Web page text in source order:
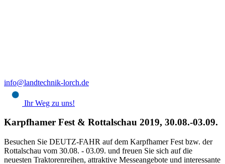
info@landtechnik-lorch.de
Ihr Weg zu uns!
Karpfhamer Fest & Rottalschau 2019, 30.08.-03.09.
Besuchen Sie DEUTZ-FAHR auf dem Karpfhamer Fest bzw. der
Rottalschau vom 30.08. - 03.09. und freuen Sie sich auf die
neuesten Traktorenreihen, attraktive Messeangebote und interessante